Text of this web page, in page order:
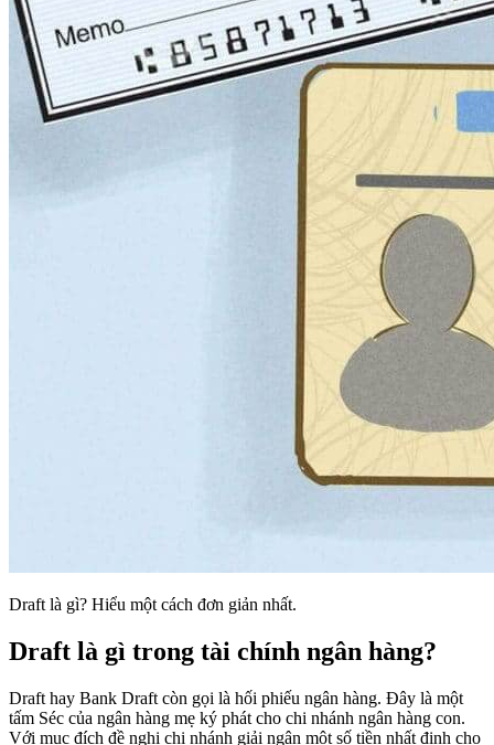
Draft là gì? Hiểu một cách đơn giản nhất.
Draft là gì trong tài chính ngân hàng?
Draft hay Bank Draft còn gọi là hối phiếu ngân hàng. Đây là một
tấm Séc của ngân hàng mẹ ký phát cho chi nhánh ngân hàng con.
Với mục đích đề nghị chi nhánh giải ngân một số tiền nhất định cho